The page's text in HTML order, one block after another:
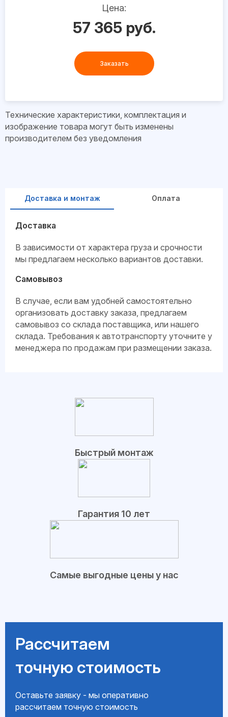
Цена:
57 365 руб.
Заказать
Технические характеристики, комплектация и
изображение товара могут быть изменены
производителем без уведомления
Доставка и монтаж Оплата
Доставка
В зависимости от характера груза и срочности
мы предлагаем несколько вариантов доставки.
Самовывоз
В случае, если вам удобней самостоятельно
организовать доставку заказа, предлагаем
самовывоз со склада поставщика, или нашего
склада. Требования к автотранспорту уточните у
менеджера по продажам при размещении заказа.
Быстрый монтаж
Гарантия 10 лет
Самые выгодные цены у нас
Рассчитаем
точную стоимость
Оставьте заявку - мы оперативно
рассчитаем точную стоимость